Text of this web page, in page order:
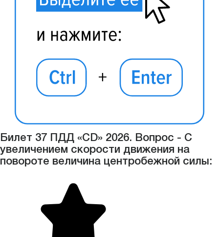
Билет 37 ПДД «CD» 2026. Вопрос - С
увеличением скорости движения на
повороте величина центробежной силы: